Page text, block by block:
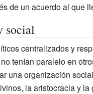
de un acuerdo al que
social
centralizados y
tenían paralelo en
una organización
la aristocracia y la